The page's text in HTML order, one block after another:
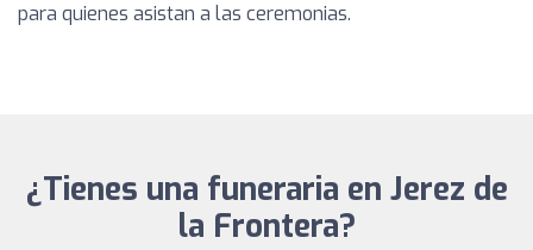
para quienes asistan a las ceremonias.
¿Tienes una funeraria en Jerez de
la Frontera?